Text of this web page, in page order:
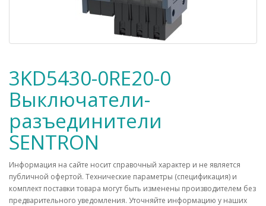
3KD5430-0RE20-0
Выключатели-
разъединители
SENTRON
Информация на сайте носит справочный характер и не является
публичной офертой. Технические параметры (спецификация) и
комплект поставки товара могут быть изменены производителем без
предварительного уведомления. Уточняйте информацию у наших